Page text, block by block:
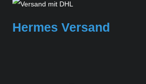
Hermes Versand